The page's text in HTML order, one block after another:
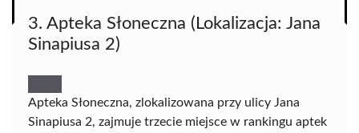
3. Apteka Słoneczna (Lokalizacja: Jana
Sinapiusa 2)
Apteka Słoneczna, zlokalizowana przy ulicy Jana
Sinapiusa 2, zajmuje trzecie miejsce w rankingu aptek